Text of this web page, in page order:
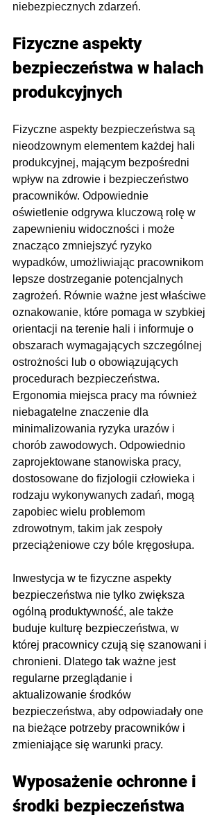
niebezpiecznych zdarzeń.
Fizyczne aspekty
bezpieczeństwa w halach
produkcyjnych
Fizyczne aspekty bezpieczeństwa są
nieodzownym elementem każdej hali
produkcyjnej, mającym bezpośredni
wpływ na zdrowie i bezpieczeństwo
pracowników. Odpowiednie
oświetlenie odgrywa kluczową rolę w
zapewnieniu widoczności i może
znacząco zmniejszyć ryzyko
wypadków, umożliwiając pracownikom
lepsze dostrzeganie potencjalnych
zagrożeń. Równie ważne jest właściwe
oznakowanie, które pomaga w szybkiej
orientacji na terenie hali i informuje o
obszarach wymagających szczególnej
ostrożności lub o obowiązujących
procedurach bezpieczeństwa.
Ergonomia miejsca pracy ma również
niebagatelne znaczenie dla
minimalizowania ryzyka urazów i
chorób zawodowych. Odpowiednio
zaprojektowane stanowiska pracy,
dostosowane do fizjologii człowieka i
rodzaju wykonywanych zadań, mogą
zapobiec wielu problemom
zdrowotnym, takim jak zespoły
przeciążeniowe czy bóle kręgosłupa.
Inwestycja w te fizyczne aspekty
bezpieczeństwa nie tylko zwiększa
ogólną produktywność, ale także
buduje kulturę bezpieczeństwa, w
której pracownicy czują się szanowani i
chronieni. Dlatego tak ważne jest
regularne przeglądanie i
aktualizowanie środków
bezpieczeństwa, aby odpowiadały one
na bieżące potrzeby pracowników i
zmieniające się warunki pracy.
Wyposażenie ochronne i
środki bezpieczeństwa